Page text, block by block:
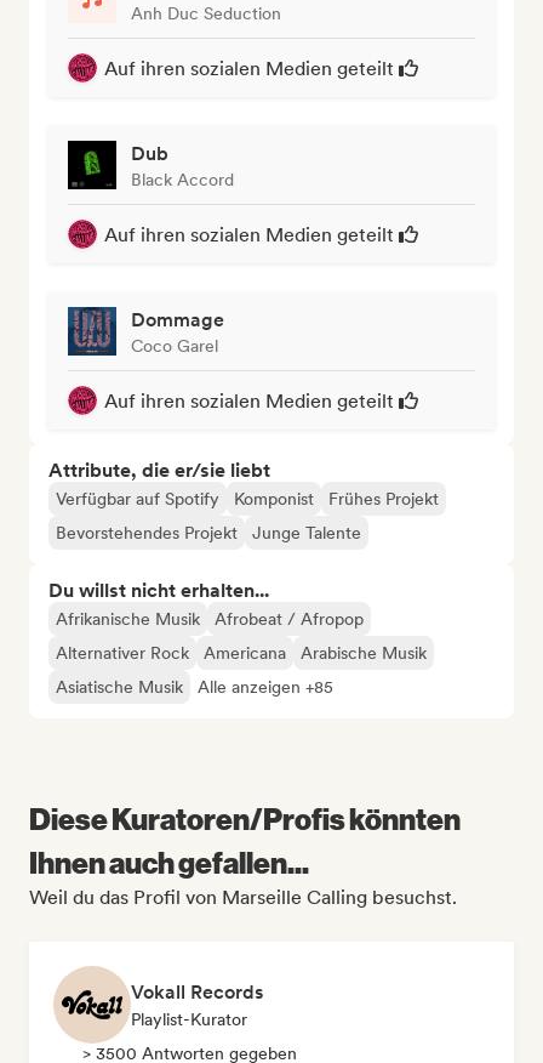
Anh Duc Seduction
Auf ihren sozialen Medien geteilt
Dub
Black Accord
Auf ihren sozialen Medien geteilt
Dommage
Coco Garel
Auf ihren sozialen Medien geteilt
Attribute, die er/sie liebt
Verfügbar auf Spotify Komponist
Frühes Projekt
Bevorstehendes Projekt
Junge Talente
Du willst nicht erhalten...
Afrikanische Musik
Afrobeat / Afropop
Alternativer Rock
Americana
Arabische Musik
Asiatische Musik
Alle anzeigen +85
Diese Kuratoren/Profis könnten
Ihnen auch gefallen...
Weil du das Profil von Marseille Calling besuchst.
Vokall Records
Playlist-Kurator
> 3500 Antworten gegeben